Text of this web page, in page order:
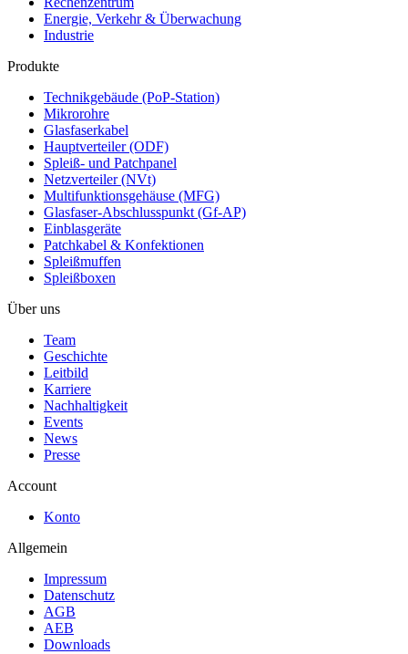
Energie, Verkehr & Überwachung
Industrie
Produkte
Technikgebäude (PoP-Station)
Mikrorohre
Glasfaserkabel
Hauptverteiler (ODF)
Spleiß- und Patchpanel
Netzverteiler (NVt)
Multifunktionsgehäuse (MFG)
Glasfaser-Abschlusspunkt (Gf-AP)
Einblasgeräte
Patchkabel & Konfektionen
Spleißmuffen
Spleißboxen
Über uns
Team
Geschichte
Leitbild
Karriere
Nachhaltigkeit
Events
News
Presse
Account
Konto
Allgemein
Impressum
Datenschutz
AGB
AEB
Downloads